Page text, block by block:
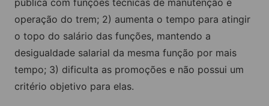
pública com funções técnicas de manutenção e
operação do trem; 2) aumenta o tempo para atingir
o topo do salário das funções, mantendo a
desigualdade salarial da mesma função por mais
tempo; 3) dificulta as promoções e não possui um
critério objetivo para elas.